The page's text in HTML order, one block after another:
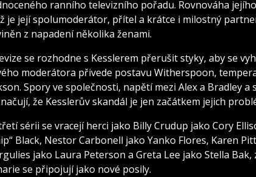
ranního televizního pořadu. Rovnováha
je její spolumoderátor, přítel a krátce i milostný
z napadení několika ženami.
se rozhodne s Kesslerem přerušit styky, aby se
moderátora přivede postavu Witherspoon,
Spory ve společnosti, napětí mezi Alex a Bradley
že Kesslerův skandál je jen začátkem jejich
sérii se vracejí herci jako Billy Crudup jako Cory
Black, Nestor Carbonell jako Yanko Flores, Karen
jako Laura Peterson a Greta Lee jako Stella Bak,
se připojují jako nové posily.